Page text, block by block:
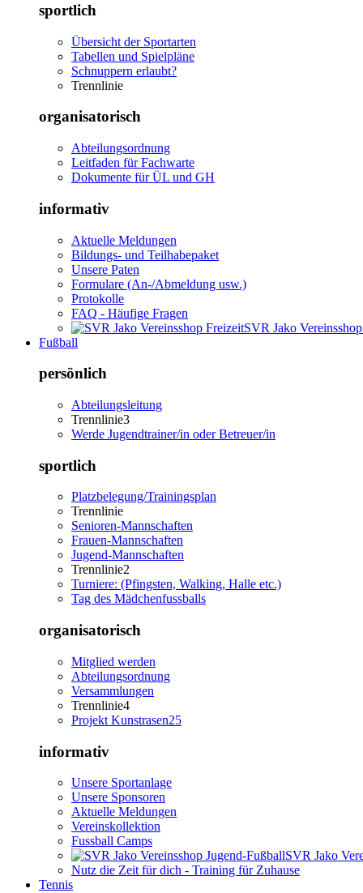
sportlich
Übersicht der Sportarten
Tabellen und Spielpläne
Schnuppern erlaubt?
Trennlinie
organisatorisch
Abteilungsordnung
Leitfaden für Fachwarte
Dokumente für ÜL und GH
informativ
Aktuelle Meldungen
Bildungs- und Teilhabepaket
Unsere Paten
Formulare (An-/Abmeldung usw.)
Protokolle
FAQ - Häufige Fragen
SVR Jako
Fußball
persönlich
Abteilungsleitung
Trennlinie3
Werde Jugendtrainer/in oder Betreuer/in
sportlich
Platzbelegung/Trainingsplan
Trennlinie
Senioren-Mannschaften
Frauen-Mannschaften
Jugend-Mannschaften
Trennlinie2
Turniere: (Pfingsten, Walking, Halle etc.)
Tag des Mädchenfussballs
organisatorisch
Mitglied werden
Abteilungsordnung
Versammlungen
Trennlinie4
Projekt Kunstrasen25
informativ
Unsere Sportanlage
Unsere Sponsoren
Aktuelle Meldungen
Vereinskollektion
Fussball Camps
SVR Jako
Nutz die Zeit für dich - Training für Zuhause
Tennis